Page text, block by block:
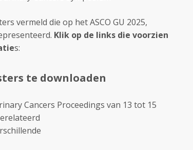
vermeld die op het ASCO GU 2025,
Klik op de links die voorzien
s:
te downloaden
Cancers Proceedings van 13 tot 15